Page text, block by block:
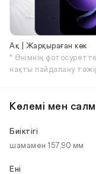
Ақ | Жарқыраған көк
* Өнімнің
нақты пайдалану
Көлемі мен
Биіктігі
шамамен 157,90 мм
Ені